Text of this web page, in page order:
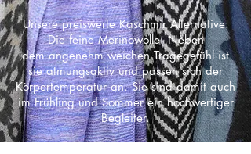
Unsere preiswerte Kaschmir Alternative:
Die feine Merinowolle. Neben
dem angenehm weichen Tragegefühl ist
sie atmungsaktiv und passen sich der
Körpertemperatur an. Sie sind damit auch
im Frühling und Sommer ein hochwertiger
Begleiter.